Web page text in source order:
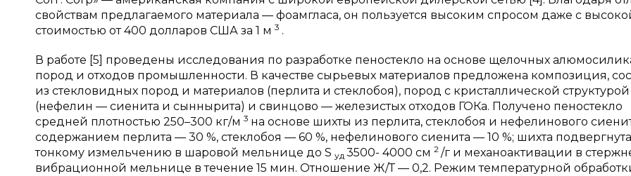
свойствам предлагаемого материала — фоамгласа, он пользуется высоким спросом даже с
стоимостью от 400 долларов США за 1 м 3 .
В работе [5] проведены исследования по разработке пеностекло на основе щелочных
пород и отходов промышленности. В качестве сырьевых материалов предложена композиция,
из стекловидных пород и материалов (перлита и стеклобоя), пород с кристаллической структурой
(нефелин — сиенита и сыннырита) и свинцово — железистых отходов ГОКа. Получено пеностекло
средней плотностью 250–300 кг/м 3 на основе шихты из перлита, стеклобоя и нефелинового
содержанием перлита — 30 %, стеклобоя — 60 %, нефелинового сиенита — 10 %; шихта подвергнута
тонкому измельчению в шаровой мельнице до S уд 3500- 4000 см 2 /г и механоактивации в
вибрационной мельнице в течение 15 мин. Отношение Ж/Т — 0,2. Режим температурной